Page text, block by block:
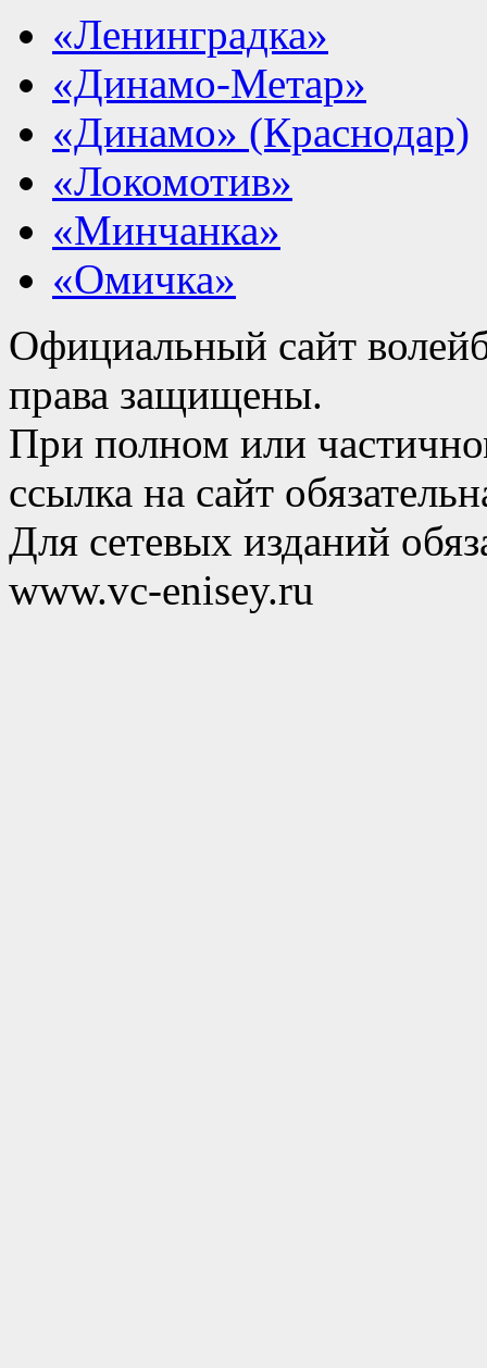
«Ленинградка»
«Динамо-Метар»
«Динамо» (Краснодар)
«Локомотив»
«Минчанка»
«Омичка»
Официальный сайт
права защищены.
При полном или
ссылка на сайт
Для сетевых изданий
www.vc-enisey.ru